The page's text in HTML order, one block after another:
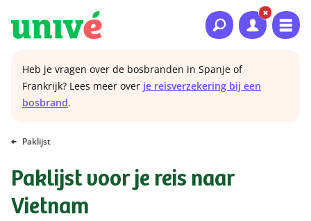
Naar hoofdinhoud
Naar hoofdnavigatie
Naar footer
Heb je vragen over de bosbranden in Spanje of
Frankrijk? Lees meer over je reisverzekering bij een
bosbrand.
Paklijst
Paklijst voor je reis naar
Vietnam